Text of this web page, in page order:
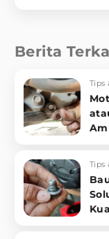
Berita
Tips
Tips